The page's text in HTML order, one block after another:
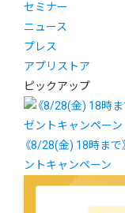
セミナー
ニュース
プレス
アプリストア
ピックアップ
《8/28(金) 18時まで
ントキャンペーン